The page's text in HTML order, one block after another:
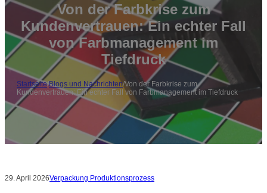
Von der Farbkrise zum
Kundenvertrauen: Ein echter Fall
von Farbmanagement im
Tiefdruck
Startseite/Blogs und Nachrichten/Von der Farbkrise zum
Kundenvertrauen: Ein echter Fall von Farbmanagement im Tiefdruck
29. April 2026Verpackung Produktionsprozess